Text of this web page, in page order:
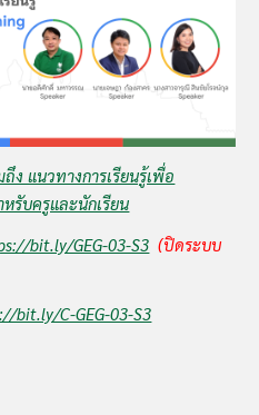
ง แนวทางการเรียนรู้เพื่อ
รับครูและนักเรียน
bit.ly/GEG-03-S3 (ปิดระบบ
bit.ly/C-GEG-03-S3